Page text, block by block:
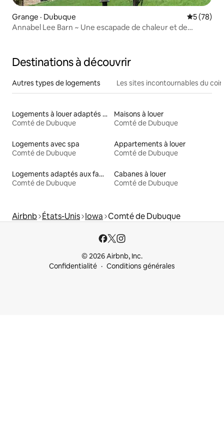
Grange · Dubuque Note
5 (78)
Annabel Lee Barn ~ Une escapade de chaleur et de
Destinations à découvrir
Autres types de logements Les sites incontournables du coin
Logements à louer adaptés aux animaux
Comté de Dubuque
Maisons à louer
Comté de Dubuque
Logements avec spa
Comté de Dubuque
Appartements à louer
Comté de Dubuque
Logements adaptés aux familles à louer
Comté de Dubuque
Cabanes à louer
Comté de Dubuque
Airbnb États-Unis Iowa Comté de Dubuque
© 2026 Airbnb, Inc.
Confidentialité
Conditions générales